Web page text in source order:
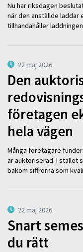
Nu har riksdagen
när den anställde
tillhandahåller
22 maj 2026
Den
företagen
hela vägen
Många företagare
är auktoriserad. I stället
bakom siffrorna som
22 maj 2026
Snart
du rätt